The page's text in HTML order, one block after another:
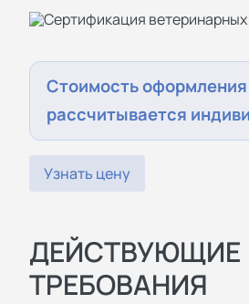
Стоимость оформления
рассчитывается
Узнать цену
ДЕЙСТВУЮЩИЕ
ТРЕБОВАНИЯ